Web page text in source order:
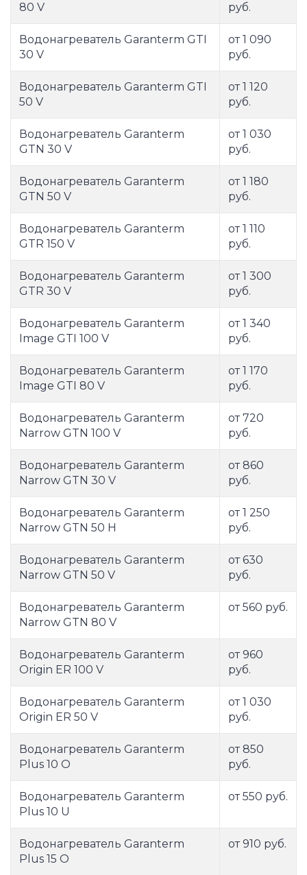
80 V
руб.
Водонагреватель Garanterm GTI
30 V
от 1 090
руб.
Водонагреватель Garanterm GTI
50 V
от 1 120
руб.
Водонагреватель Garanterm
GTN 30 V
от 1 030
руб.
Водонагреватель Garanterm
GTN 50 V
от 1 180
руб.
Водонагреватель Garanterm
GTR 150 V
от 1 110
руб.
Водонагреватель Garanterm
GTR 30 V
от 1 300
руб.
Водонагреватель Garanterm
Image GTI 100 V
от 1 340
руб.
Водонагреватель Garanterm
Image GTI 80 V
от 1 170
руб.
Водонагреватель Garanterm
Narrow GTN 100 V
от 720
руб.
Водонагреватель Garanterm
Narrow GTN 30 V
от 860
руб.
Водонагреватель Garanterm
Narrow GTN 50 H
от 1 250
руб.
Водонагреватель Garanterm
Narrow GTN 50 V
от 630
руб.
Водонагреватель Garanterm
Narrow GTN 80 V
от 560 руб.
Водонагреватель Garanterm
Origin ER 100 V
от 960
руб.
Водонагреватель Garanterm
Origin ER 50 V
от 1 030
руб.
Водонагреватель Garanterm
Plus 10 O
от 850
руб.
Водонагреватель Garanterm
Plus 10 U
от 550 руб.
Водонагреватель Garanterm
Plus 15 O
от 910 руб.